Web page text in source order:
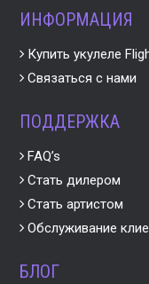
ИНФОРМАЦИЯ
Купить укулеле
Связаться с нами
ПОДДЕРЖКА
FAQ’s
Стать дилером
Стать артистом
Обслуживание
БЛОГ